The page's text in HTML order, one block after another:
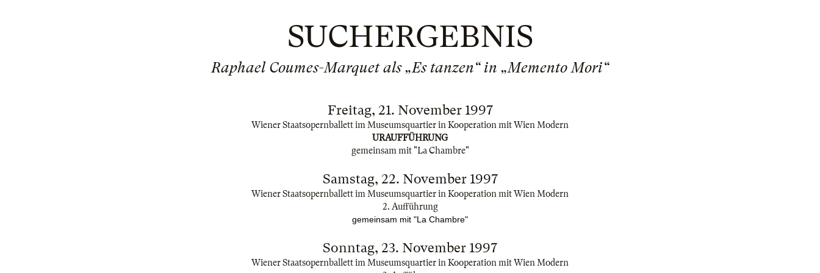
SUCHERGEBNIS
Raphael Coumes-Marquet als „Es tanzen“ in „Memento Mori“
Freitag, 21. November 1997
Wiener Staatsopernballett im Museumsquartier in Kooperation mit Wien Modern
URAUFFÜHRUNG
gemeinsam mit "La Chambre"
Samstag, 22. November 1997
Wiener Staatsopernballett im Museumsquartier in Kooperation mit Wien Modern
2. Aufführung
gemeinsam mit "La Chambre"
Sonntag, 23. November 1997
Wiener Staatsopernballett im Museumsquartier in Kooperation mit Wien Modern